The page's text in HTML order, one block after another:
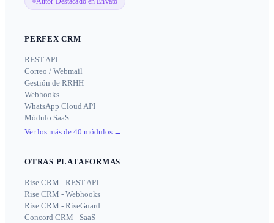
PERFEX CRM
REST API
Correo / Webmail
Gestión de RRHH
Webhooks
WhatsApp Cloud API
Módulo SaaS
Ver los más de 40 módulos →
OTRAS PLATAFORMAS
Rise CRM - REST API
Rise CRM - Webhooks
Rise CRM - RiseGuard
Concord CRM - SaaS